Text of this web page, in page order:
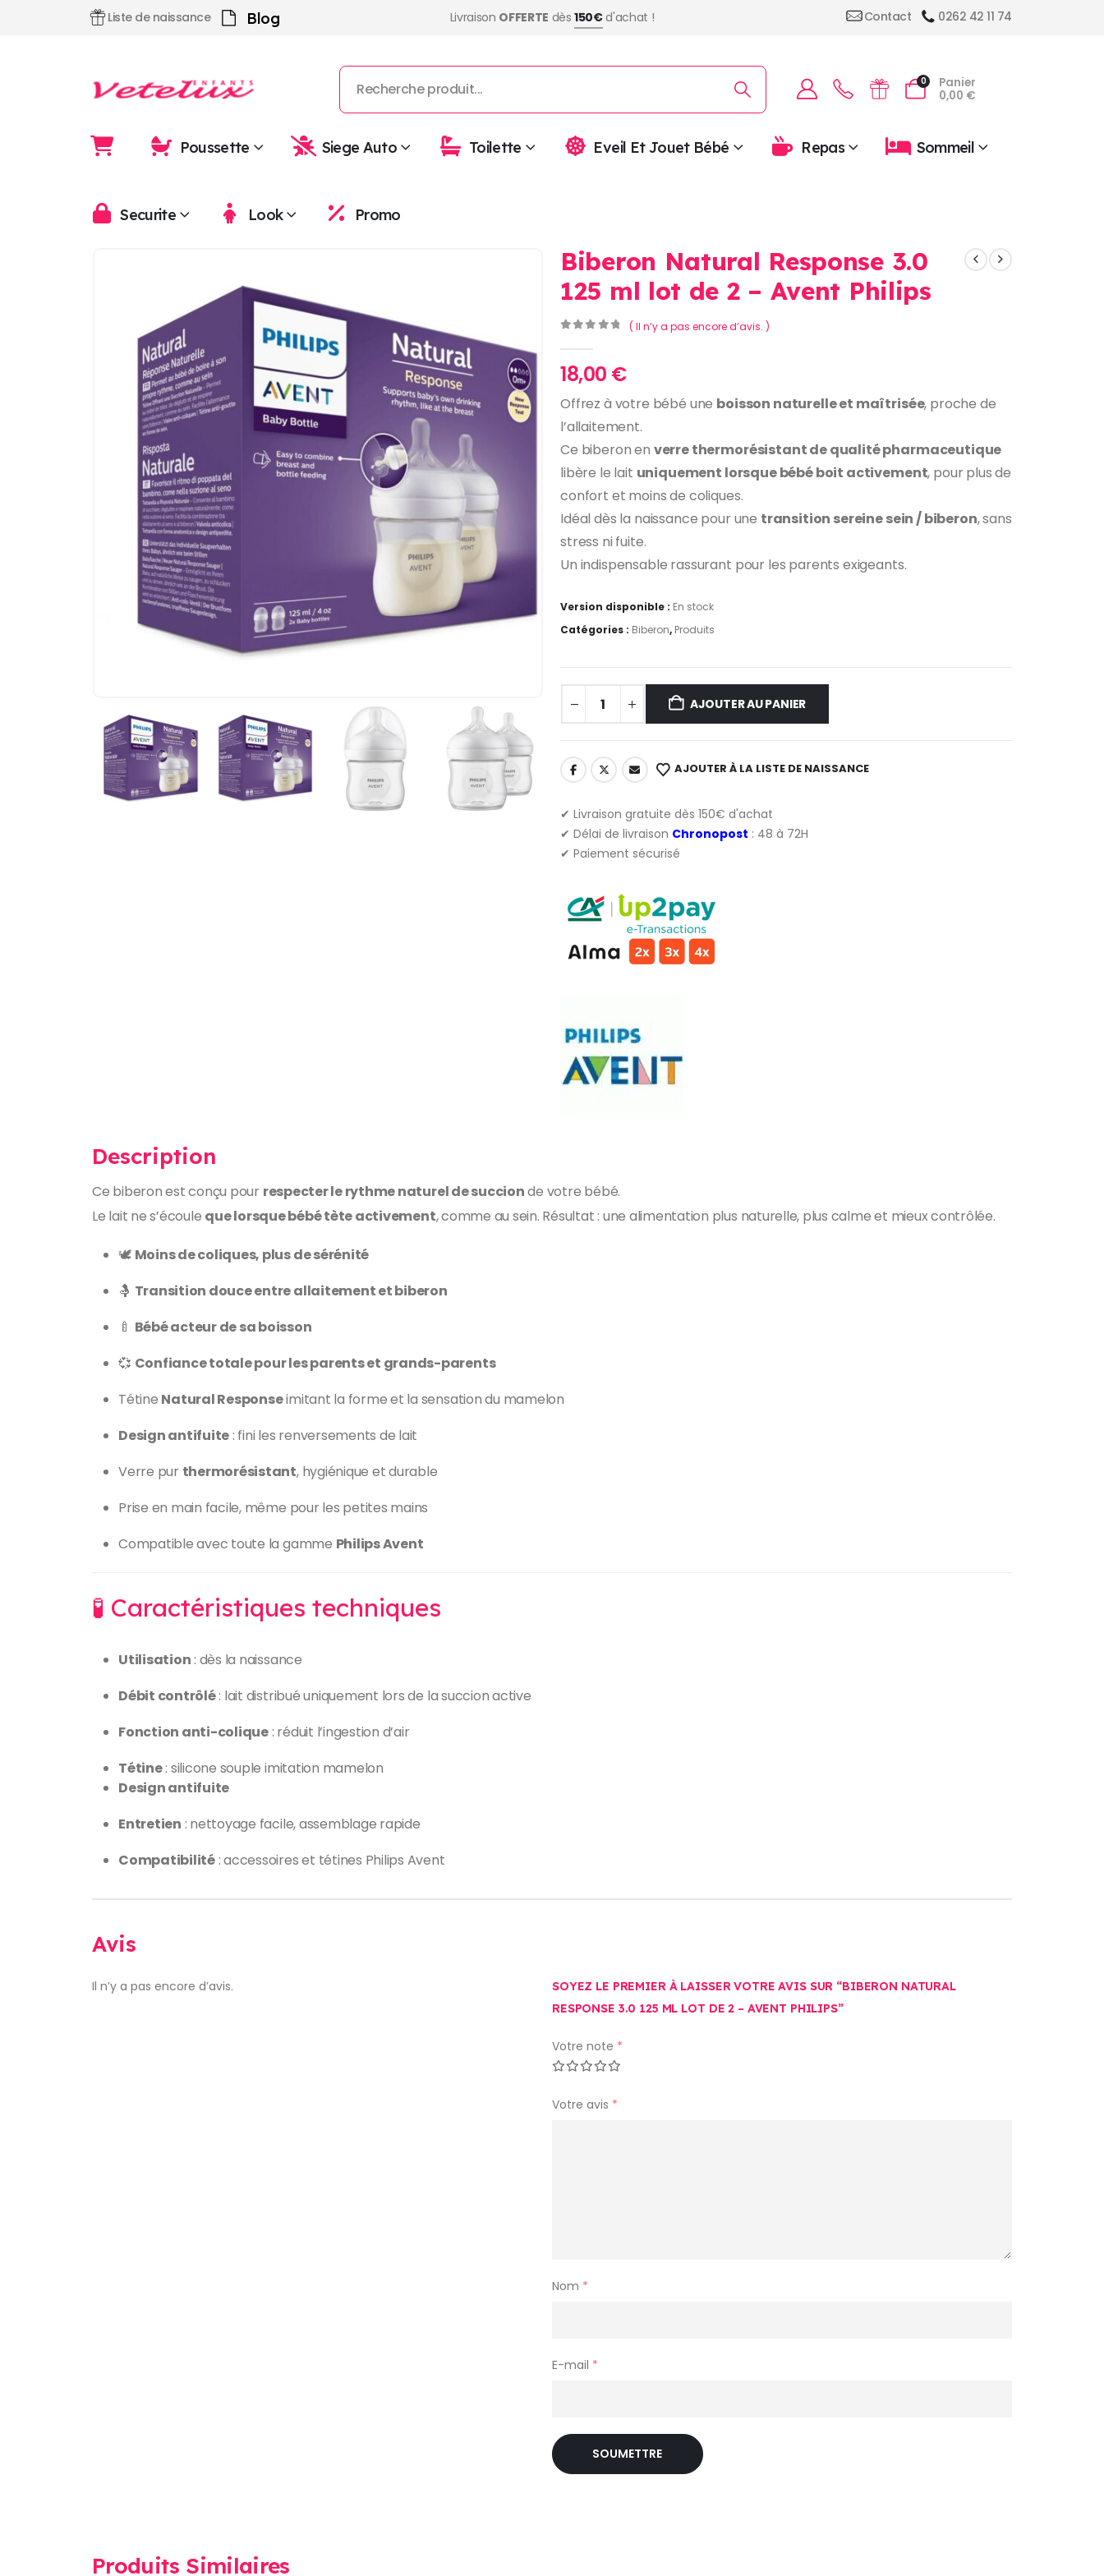
Liste de naissance Blog Livraison OFFERTE dès150€d'achat ! Contact 0262 42 11 74
0
Panier
0,00 €
Poussette Siege Auto Toilette Eveil Et Jouet Bébé Repas Sommeil
Securite Look Promo
Biberon Natural Response 3.0
125 ml lot de 2 – Avent Philips
( Il n’y a pas encore d’avis. )
18,00 €
Offrez à votre bébé une boisson naturelle et maîtrisée, proche de
l’allaitement.
Ce biberon en verre thermorésistant de qualité pharmaceutique
libère le lait uniquement lorsque bébé boit activement, pour plus de
confort et moins de coliques.
Idéal dès la naissance pour une transition sereine sein / biberon, sans
stress ni fuite.
Un indispensable rassurant pour les parents exigeants.
Version disponible : En stock
Catégories : Biberon, Produits
AJOUTER AU PANIER
AJOUTER À LA LISTE DE NAISSANCE
✔ Livraison gratuite dès 150€ d'achat
✔ Délai de livraison Chronopost : 48 à 72H
✔ Paiement sécurisé
Description
Ce biberon est conçu pour respecter le rythme naturel de succionde votre bébé.
Le lait ne s’écoule que lorsque bébé tète activement, comme au sein. Résultat : une alimentation plus naturelle, plus calme et mieux contrôlée.
🕊️ Moins de coliques, plus de sérénité
🤱 Transition douce entre allaitement et biberon
🍼 Bébé acteur de sa boisson
💞 Confiance totale pour les parents et grands-parents
Tétine Natural Responseimitant la forme et la sensation du mamelon
Design antifuite : fini les renversements de lait
Verre pur thermorésistant, hygiénique et durable
Prise en main facile, même pour les petites mains
Compatible avec toute la gamme Philips Avent
🧪 Caractéristiques techniques
Utilisation : dès la naissance
Débit contrôlé: lait distribué uniquement lors de la succion active
Fonction anti-colique: réduit l’ingestion d’air
Tétine: silicone souple imitation mamelon
Design antifuite
Entretien : nettoyage facile, assemblage rapide
Compatibilité: accessoires et tétines Philips Avent
Avis
Il n’y a pas encore d’avis.
SOYEZ LE PREMIER À LAISSER VOTRE AVIS SUR “BIBERON NATURAL
RESPONSE 3.0 125 ML LOT DE 2 – AVENT PHILIPS”
Votre note *
Votre avis *
Nom *
E-mail *
Produits Similaires